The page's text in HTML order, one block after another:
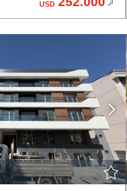
USD
مشاهده
با نمایندگی